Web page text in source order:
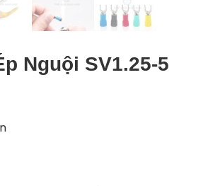
Nguội SV1.25-5